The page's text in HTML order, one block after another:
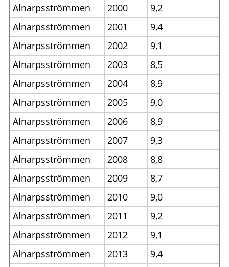
Alnarpsströmmen
2000
9,2
Alnarpsströmmen
2001
9,4
Alnarpsströmmen
2002
9,1
Alnarpsströmmen
2003
8,5
Alnarpsströmmen
2004
8,9
Alnarpsströmmen
2005
9,0
Alnarpsströmmen
2006
8,9
Alnarpsströmmen
2007
9,3
Alnarpsströmmen
2008
8,8
Alnarpsströmmen
2009
8,7
Alnarpsströmmen
2010
9,0
Alnarpsströmmen
2011
9,2
Alnarpsströmmen
2012
9,1
Alnarpsströmmen
2013
9,4